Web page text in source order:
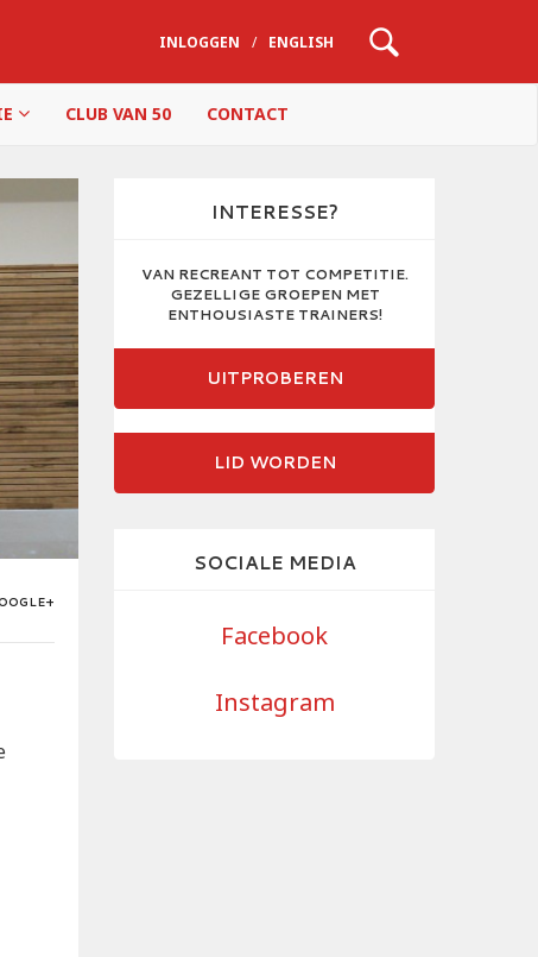
INLOGGEN / ENGLISH
CLUB VAN 50 CONTACT
INTERESSE?
VAN RECREANT TOT COMPETITIE.
GEZELLIGE GROEPEN MET
ENTHOUSIASTE TRAINERS!
UITPROBEREN
LID WORDEN
SOCIALE MEDIA
Facebook
Instagram